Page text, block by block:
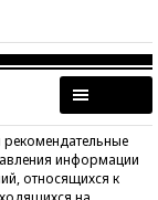
информации
относящихся к